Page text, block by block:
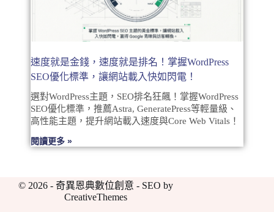
速度就是金錢，速度就是排名！掌握WordPress
SEO優化標準，讓網站載入快如閃電！
選對WordPress主題，SEO排名狂飆！掌握WordPress
SEO優化標準，推薦Astra, GeneratePress等輕量級、
高性能主題，提升網站載入速度與Core Web Vitals！
閱讀更多 »
© 2026 - 奇異恩典數位創意 - SEO by
CreativeThemes